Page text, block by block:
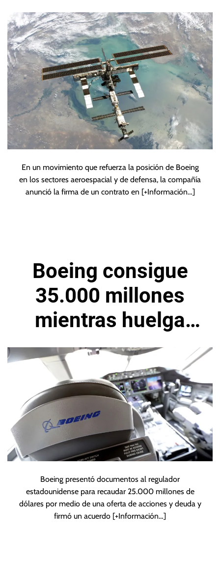
millones de dólares
En un movimiento que refuerza la posición de Boeing
en los sectores aeroespacial y de defensa, la compañía
anunció la firma de un contrato en [+Información…]
Boeing consigue
35.000 millones
mientras huelga
golpea sus
finanzas
Boeing presentó documentos al regulador
estadounidense para recaudar 25.000 millones de
dólares por medio de una oferta de acciones y deuda y
firmó un acuerdo [+Información…]